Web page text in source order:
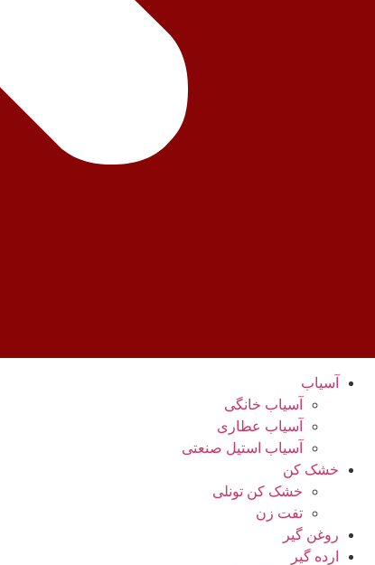
آسیاب
آسیاب خانگی
آسیاب عطاری
آسیاب استیل صنعتی
خشک کن
خشک کن تونلی
تفت زن
روغن گیر
ارده گیر